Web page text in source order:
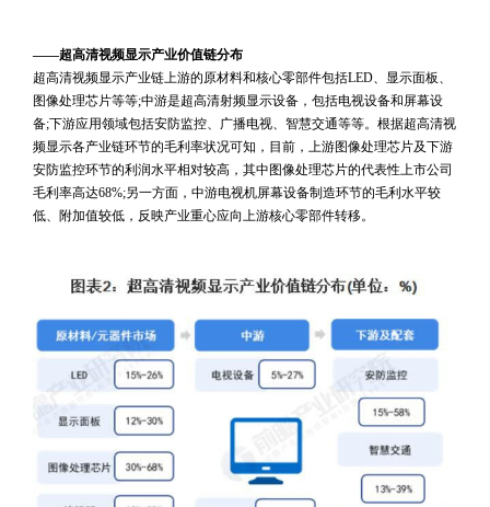
——超高清视频显示产业价值链分布
超高清视频显示产业链上游的原材料和核心零部件包括LED、显示面板、
图像处理芯片等等;中游是超高清射频显示设备，包括电视设备和屏幕设
备;下游应用领域包括安防监控、广播电视、智慧交通等等。根据超高清视
频显示各产业链环节的毛利率状况可知，目前，上游图像处理芯片及下游
安防监控环节的利润水平相对较高，其中图像处理芯片的代表性上市公司
毛利率高达68%;另一方面，中游电视机屏幕设备制造环节的毛利水平较
低、附加值较低，反映产业重心应向上游核心零部件转移。